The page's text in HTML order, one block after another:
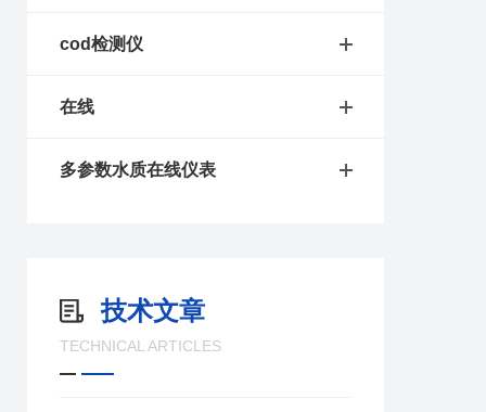
cod检测仪
在线
多参数水质在线仪表
技术文章
TECHNICAL ARTICLES